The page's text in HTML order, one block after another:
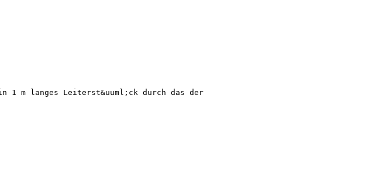
1 m langes Leiterst&uuml;ck durch das der